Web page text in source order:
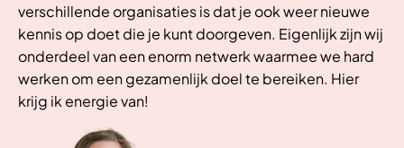
verschillende organisaties is dat je ook weer nieuwe
kennis op doet die je kunt doorgeven. Eigenlijk zijn wij
onderdeel van een enorm netwerk waarmee we hard
werken om een gezamenlijk doel te bereiken. Hier
krijg ik energie van!